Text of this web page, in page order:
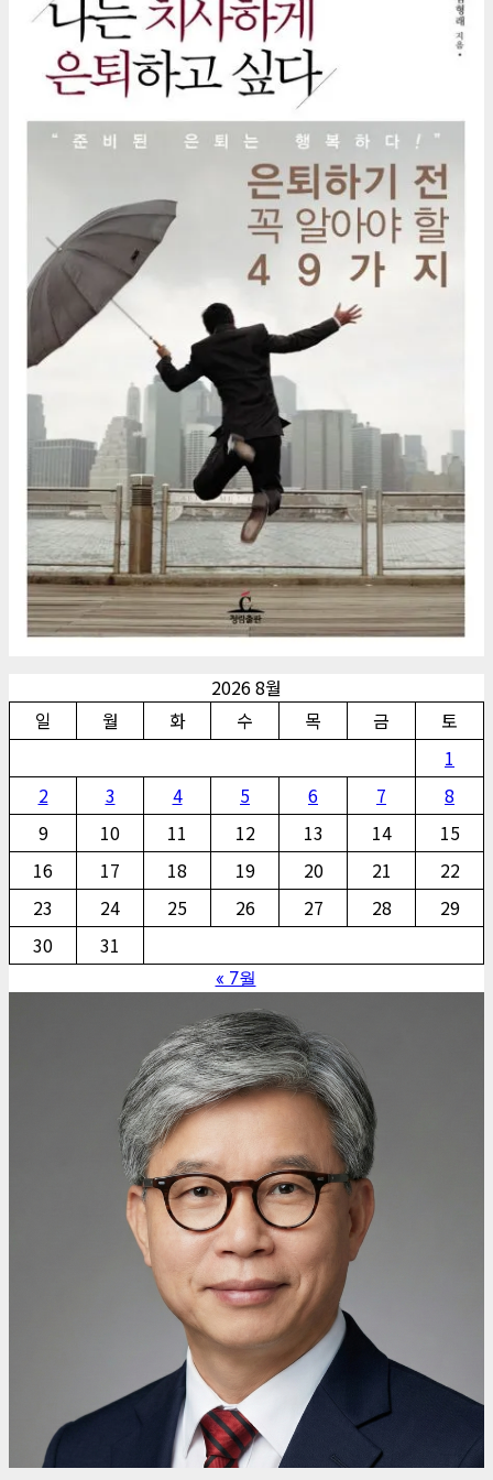
2026 8월
일
월 화 수 목 금
토
1
2
3 4 5 6 7
8
9
10 11 12 13 14
15
16
17 18 19 20 21
22
23
24 25 26 27 28
29
30
31
« 7월